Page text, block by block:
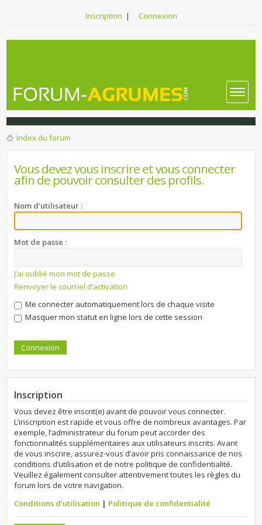
Inscription | Connexion
Index du forum
Vous devez vous inscrire et vous connecter
afin de pouvoir consulter des profils.
Nom d’utilisateur :
Mot de passe :
J’ai oublié mon mot de passe
Renvoyer le courriel d’activation
Me connecter automatiquement lors de chaque visite
Masquer mon statut en ligne lors de cette session
Inscription
Vous devez être inscrit(e) avant de pouvoir vous connecter.
L’inscription est rapide et vous offre de nombreux avantages. Par
exemple, l’administrateur du forum peut accorder des
fonctionnalités supplémentaires aux utilisateurs inscrits. Avant
de vous inscrire, assurez-vous d’avoir pris connaissance de nos
conditions d’utilisation et de notre politique de confidentialité.
Veuillez également consulter attentivement toutes les règles du
forum lors de votre navigation.
Conditions d’utilisation | Politique de confidentialité